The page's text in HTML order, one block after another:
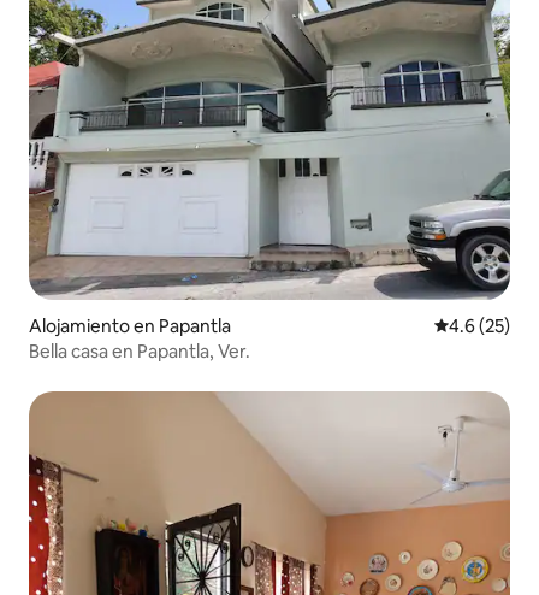
Alojamiento en Papantla Calificación
4.6 (25)
Bella casa en Papantla, Ver.